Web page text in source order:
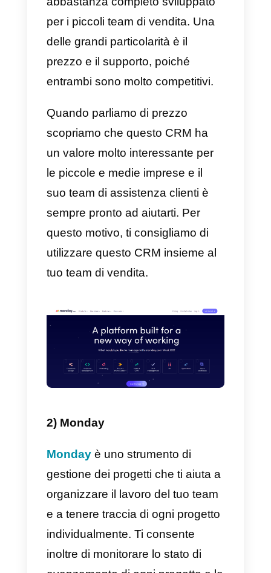
migliorare l’efficienza lavorativa, ti
mostreremo un elenco dei 7
migliori strumenti di vendita in
modo che tu possa decidere
quale utilizzare per il tuo team.
Pipedriveè un CRM creato per i
venditori. Nel 2010, i co-fondatori
hanno creato uno strumento di
clienti (CRM) per aiutare gli utenti
a visualizzare il loro processo di
vendita e aumentare la
produttività.
Questo CRM ha alcune